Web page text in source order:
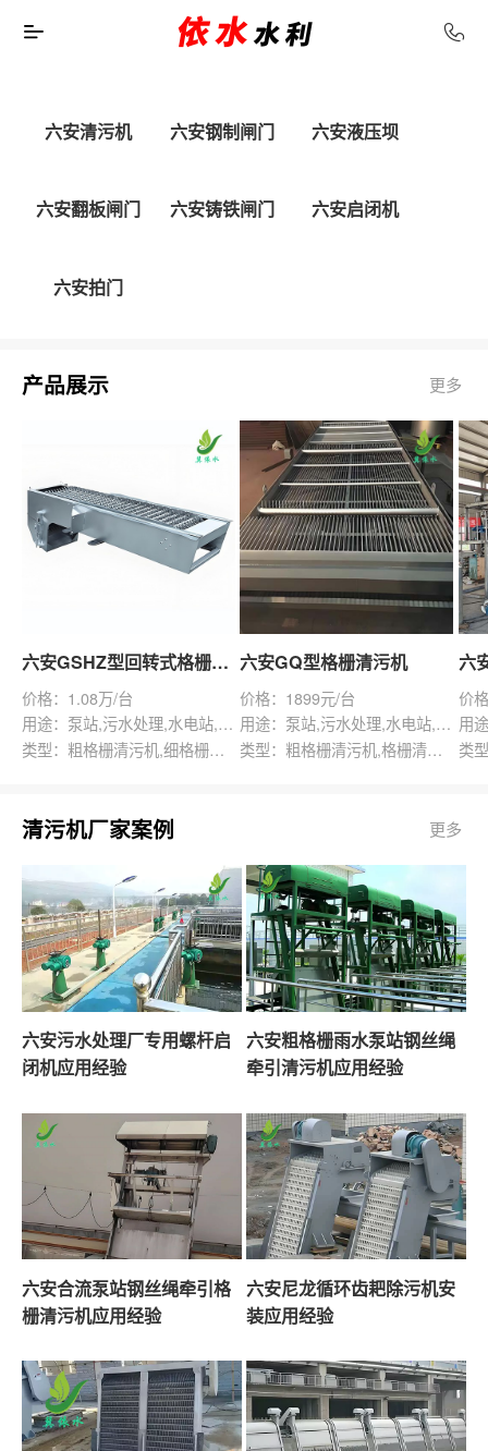
六安清污机 六安钢制闸门 六安液压坝
六安翻板闸门 六安铸铁闸门 六安启闭机
六安拍门
产品展示 更多
六安GSHZ型回转式格栅除污机
价格：1.08万/台
用途：泵站,污水处理,水电站,自来水厂,渠道,水产养殖,化工,纺织,给排水工程
类型：粗格栅清污机,细格栅清污机,格栅清污机,回转式清污机
六安GQ型格栅清污机
价格：1899元/台
用途：泵站,污水处理,水电站,自来水厂,给排水工程
类型：粗格栅清污机,格栅清污机,回转式清污机
价
清污机厂家案例 更多
六安污水处理厂专用螺杆启
闭机应用经验
六安粗格栅雨水泵站钢丝绳
牵引清污机应用经验
六安合流泵站钢丝绳牵引格
栅清污机应用经验
六安尼龙循环齿耙除污机安
装应用经验